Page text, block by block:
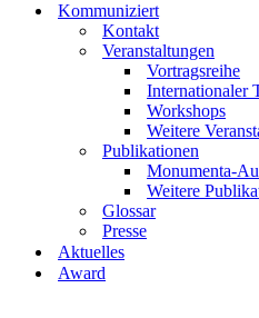
Kommuniziert
Kontakt
Veranstaltungen
Vortragsreihe
Internationaler
Workshops
Weitere
Publikationen
Monumenta-
Weitere
Glossar
Presse
Aktuelles
Award